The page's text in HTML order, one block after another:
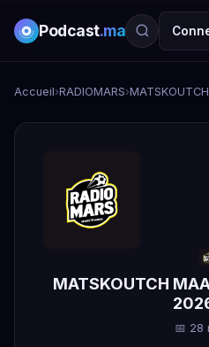
Podcast.ma
Accueil›RADIOMARS›
MATSKOUTCH
📅 28